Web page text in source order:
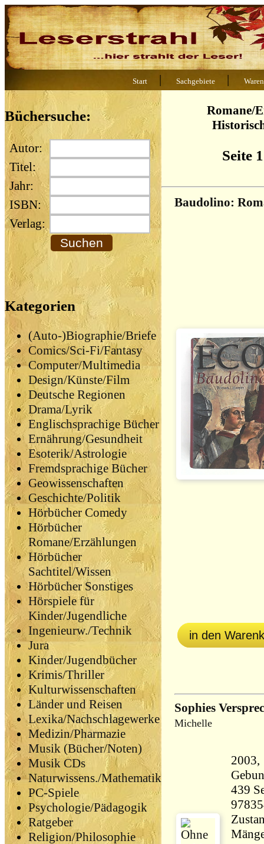
Start| Sachgebiete|
Büchersuche:
Autor:
Titel:
Jahr:
ISBN:
Verlag:
Kategorien
(Auto-)Biographie/Briefe
Comics/Sci-Fi/Fantasy
Computer/Multimedia
Design/Künste/Film
Deutsche Regionen
Drama/Lyrik
Englischsprachige Bücher
Ernährung/Gesundheit
Esoterik/Astrologie
Fremdsprachige Bücher
Geowissenschaften
Geschichte/Politik
Hörbücher Comedy
Hörbücher
Romane/Erzählungen
Hörbücher
Sachtitel/Wissen
Hörbücher Sonstiges
Hörspiele für
Kinder/Jugendliche
Ingenieurw./Technik
Jura
Kinder/Jugendbücher
Krimis/Thriller
Kulturwissenschaften
Länder und Reisen
Lexika/Nachschlagewerke
Medizin/Pharmazie
Musik (Bücher/Noten)
Musik CDs
Naturwissens./Mathematik
PC-Spiele
Psychologie/Pädagogik
Ratgeber
Religion/Philosophie
Romane/
Seite
Baudolino:
in den
Sophies
Michelle
439 Seiten